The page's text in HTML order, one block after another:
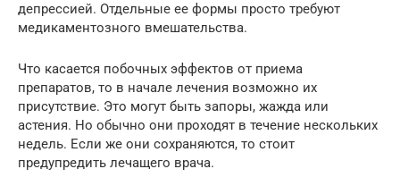
депрессией. Отдельные ее формы просто требуют
медикаментозного вмешательства.
Что касается побочных эффектов от приема
препаратов, то в начале лечения возможно их
присутствие. Это могут быть запоры, жажда или
астения. Но обычно они проходят в течение нескольких
недель. Если же они сохраняются, то стоит
предупредить лечащего врача.